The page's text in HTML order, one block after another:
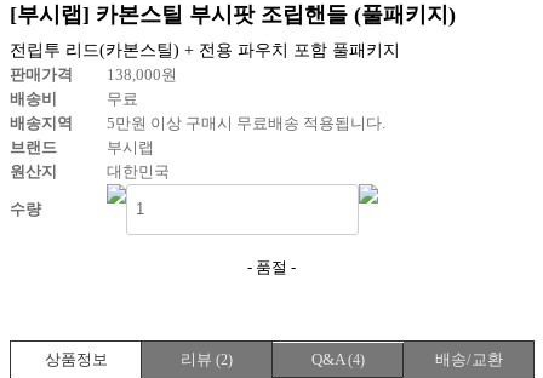
[부시랩] 카본스틸 부시팟 조립핸들 (풀패키지)
전립투 리드(카본스틸) + 전용 파우치 포함 풀패키지
판매가격
138,000원
배송비
무료
배송지역
5만원 이상 구매시 무료배송 적용됩니다.
브랜드
부시랩
원산지
대한민국
수량
- 품절 -
상품정보 리뷰 (2) Q&A (4) 배송/교환